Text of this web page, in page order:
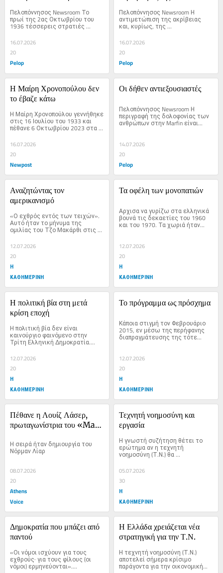
Πελοπόννησος Newsroom Το
πρωί της 2ας Οκτωβρίου του
1936 τέσσερεις στρατιές
επαναστατών...
16.07.2026
20
Pelop
Πελοπόννησος Newsroom Η
αντιμετώπιση της ακρίβειας
και, κυρίως, της
αισχροκέρδειας...
16.07.2026
20
Pelop
Η Μαίρη Χρονοπούλου δεν
το έβαζε κάτω
Η Μαίρη Χρονοπούλου γεννήθηκε
στις 16 Ιουλίου του 1933 και
πέθανε 6 Οκτωβρίου 2023 στα
16.07.2026
20
Newpost
Οι δήθεν αντιεξουσιαστές
Πελοπόννησος Newsroom Η
περιγραφή της δολοφονίας των
ανθρώπων στην Marfin είναι...
14.07.2026
20
Pelop
Αναζητώντας τον
αμερικανισμό
«Ο εχθρός εντός των τειχών».
Αυτό ήταν το μήνυμα της
ομιλίας του Τζο Μακάρθι στις
9...
12.07.2026
20
Η
ΚΑΘΗΜΕΡΙΝΗ
Τα οφέλη των μονοπατιών
Αρχισα να γυρίζω στα ελληνικά
βουνά τις δεκαετίες του 1960
και του 1970. Τα χωριά ήταν...
12.07.2026
20
Η
ΚΑΘΗΜΕΡΙΝΗ
Η πολιτική βία στη μετά
κρίση εποχή
Η πολιτική βία δεν είναι
καινούργιο φαινόμενο στην
Τρίτη Ελληνική Δημοκρατία....
12.07.2026
20
Η
ΚΑΘΗΜΕΡΙΝΗ
Το πρόγραμμα ως πρόσχημα
Κάποια στιγμή τον Φεβρουάριο
2015, εν μέσω της περήφανης
διαπραγμάτευσης της τότε...
12.07.2026
20
Η
ΚΑΘΗΜΕΡΙΝΗ
Πέθανε η Λουίζ Λάσερ,
πρωταγωνίστρια του «Mary
Hartman» και δεύτερη
σύζυγος του Γούντι Άλεν
Η σειρά ήταν δημιουργία του
Νόρμαν Λίαρ
08.07.2026
20
Athens
Voice
Τεχνητή νοημοσύνη και
εργασία
Η γνωστή συζήτηση θέτει το
ερώτημα αν η τεχνητή
νοημοσύνη (Τ.Ν.) θα
καταστρέψει...
05.07.2026
30
Η
ΚΑΘΗΜΕΡΙΝΗ
Δημοκρατία που μπάζει από
παντού
«Οι νόμοι ισχύουν για τους
εχθρούς· για τους φίλους (οι
νόμοι) ερμηνεύονται»....
Η Ελλάδα χρειάζεται νέα
στρατηγική για την Τ.Ν.
Η τεχνητή νοημοσύνη (Τ.Ν.)
αποτελεί σήμερα κρίσιμο
παράγοντα για την οικονομική...